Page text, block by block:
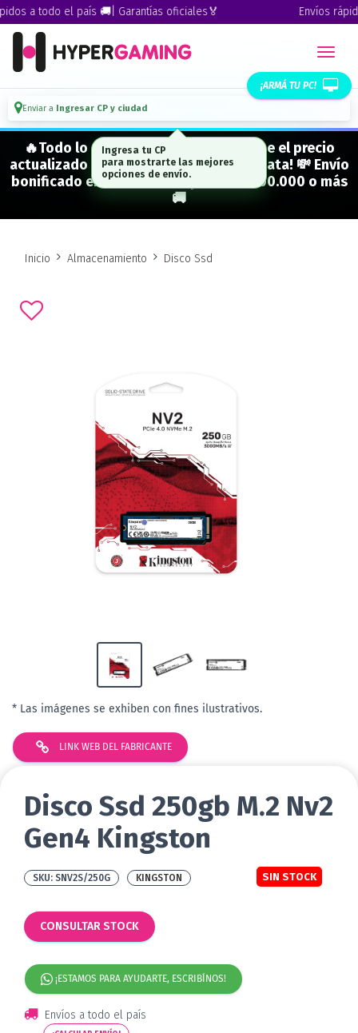
a todo el país 🚚| Garantías oficiales🏅 Envíos
¡ARMÁ TU PC!
Enviar a Ingresar CP y ciudad
🔥Todo lo que figura "EN STOCK" tiene el precio
actualizado y está para entrega inmediata! 💸 Envío
bonificado en CABA en compras de $500.000 o más
🚚
Inicio Almacenamiento Disco Ssd
* Las imágenes se exhiben con fines ilustrativos.
LINK WEB DEL FABRICANTE
Disco Ssd 250gb M.2 Nv2
Gen4 Kingston
SNV2S/250G SIN STOCK
KINGSTON
CONSULTAR STOCK
¡ESTAMOS PARA AYUDARTE, ESCRIBÍNOS!
Envíos a todo el país
Ingresa tu CP
para mostrarte las mejores
opciones de envío.